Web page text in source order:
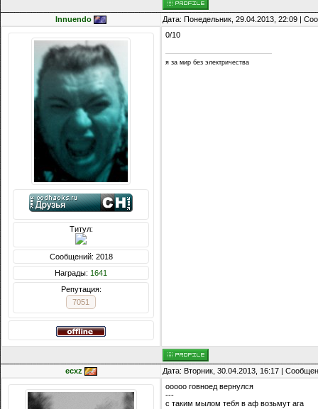
Innuendo Дата: Понедельник, 29.04.2013, 22:09 |
Титул:
Сообщений: 2018
Награды: 1641
Репутация:
7051
0/10
я за мир без электричества
ecxz
Дата: Вторник, 30.04.2013, 16:17 |
ооооо говноед вернулся
---
с таким мылом тебя в аф возьмут ага